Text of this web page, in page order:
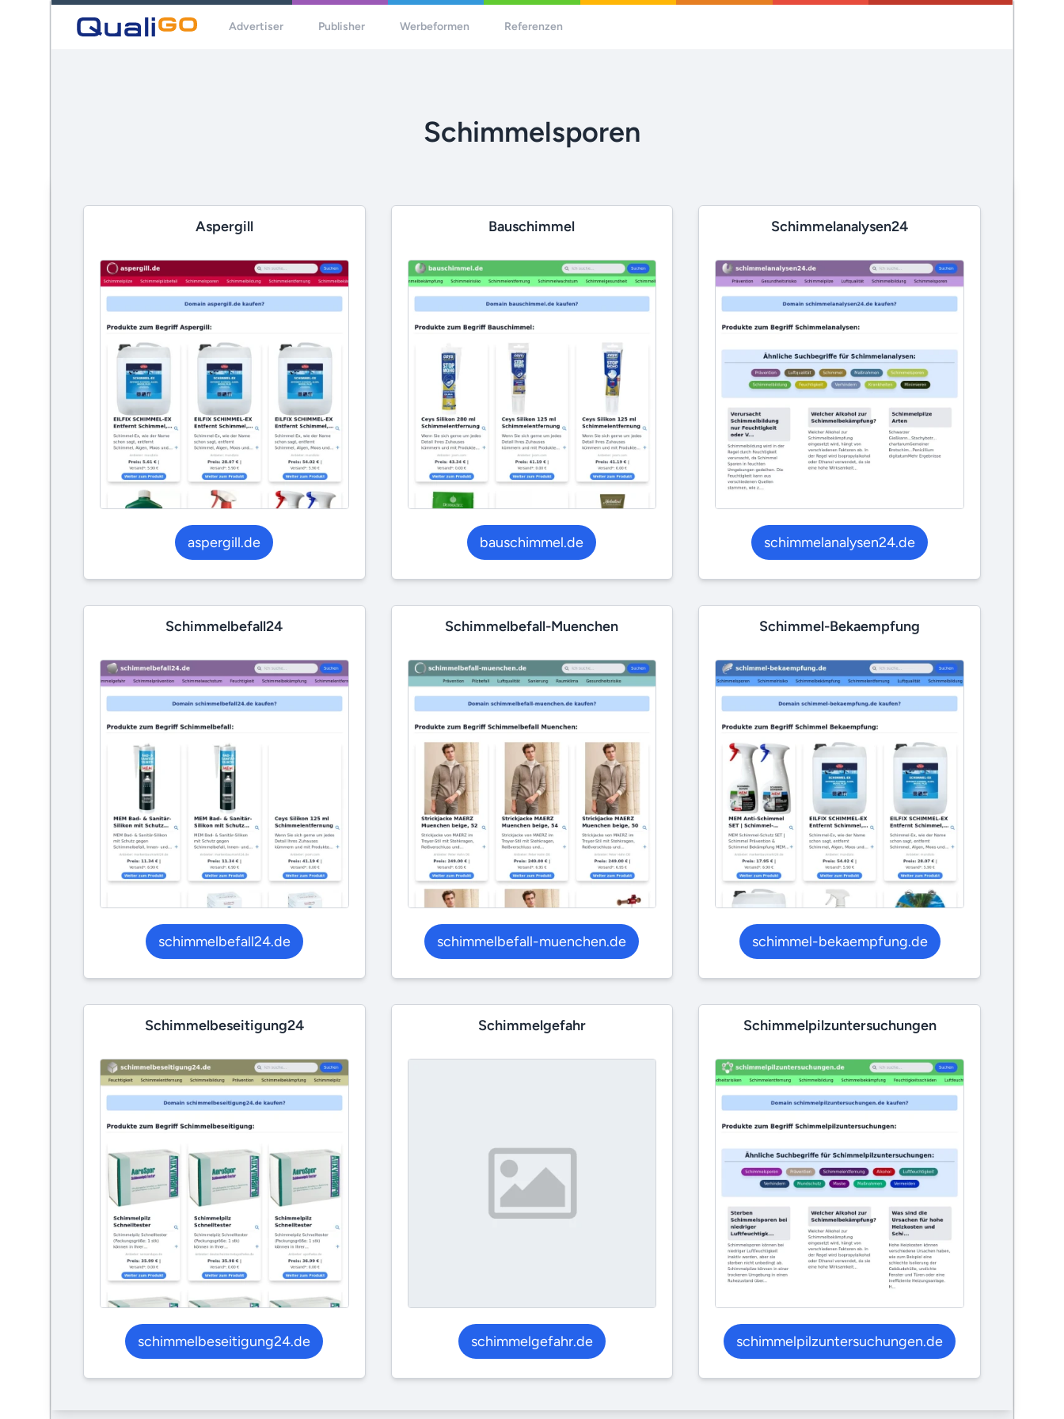
Advertiser Publisher Werbeformen Referenzen
Schimmelsporen
Aspergill
aspergill.de
Bauschimmel
bauschimmel.de
Schimmelanalysen24
schimmelanalysen24.de
Schimmelbefall24
schimmelbefall24.de
Schimmelbefall-Muenchen
schimmelbefall-muenchen.de
Schimmel-Bekaempfung
schimmel-bekaempfung.de
Schimmelbeseitigung24
schimmelbeseitigung24.de
Schimmelgefahr
schimmelgefahr.de
Schimmelpilzuntersuchungen
schimmelpilzuntersuchungen.de